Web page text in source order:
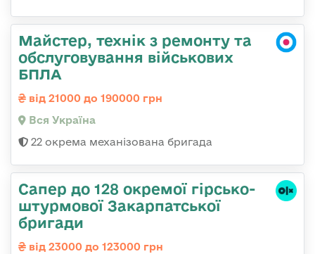
Майстер, технік з ремонту та
обслуговування військових
БПЛА
від 21000 до 190000 грн
Вся Україна
22 окрема механізована бригада
Сапер до 128 окремої гірсько-
штурмової Закарпатської
бригади
від 23000 до 123000 грн